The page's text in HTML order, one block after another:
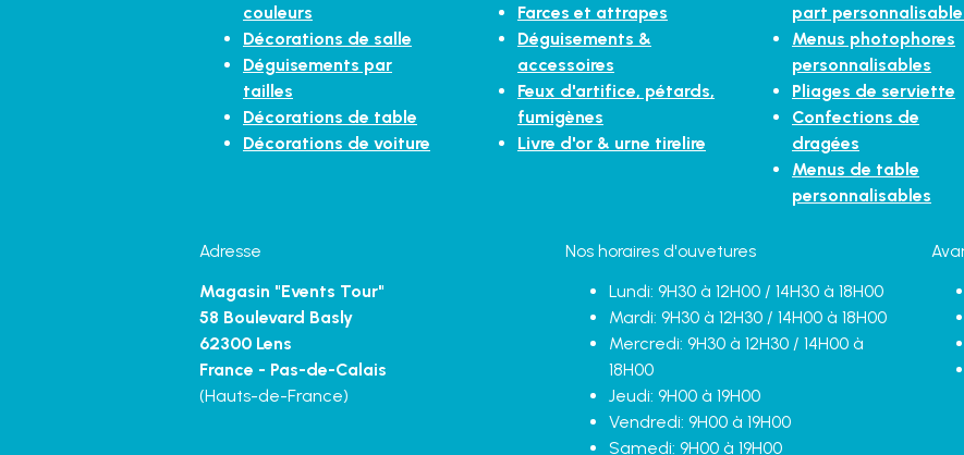
couleurs
Décorations de salle
Déguisements par
tailles
Décorations de table
Décorations de voiture
Farces et attrapes
Déguisements &
accessoires
Feux d'artifice, pétards,
fumigènes
Livre d'or & urne tirelire
part
Menus photophores
personnalisables
Pliages de serviette
Confections de
dragées
Menus de table
personnalisables
Adresse
Magasin "Events Tour"
58 Boulevard Basly
62300 Lens
France - Pas-de-Calais
(Hauts-de-France)
Nos horaires d'ouvetures
Lundi: 9H30 à 12H00 / 14H30 à 18H00
Mardi: 9H30 à 12H30 / 14H00 à 18H00
Mercredi: 9H30 à 12H30 / 14H00 à
18H00
Jeudi: 9H00 à 19H00
Vendredi: 9H00 à 19H00
Samedi: 9H00 à 19H00